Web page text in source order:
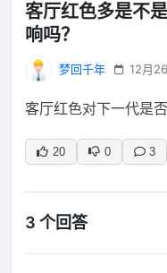
客厅红色多是不
响吗？
梦回千年 12月
客厅红色对下一代是
20 0 3
3 个回答